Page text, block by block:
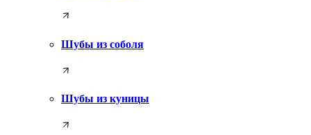
Шубы из соболя
Шубы из куницы